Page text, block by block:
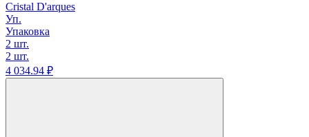
Cristal D'arques
Уп.
Упаковка
2 шт.
2 шт.
4 034.94 ₽